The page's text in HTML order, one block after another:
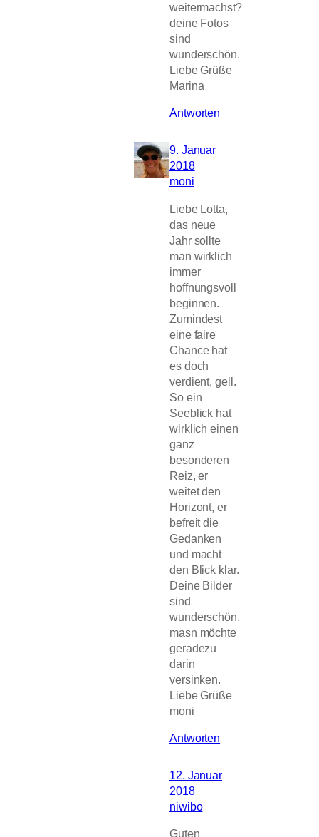
weitermachst?
deine Fotos
sind
wunderschön.
Liebe Grüße
Marina
Antworten
9. Januar
2018
moni
Liebe Lotta,
das neue
Jahr sollte
man wirklich
immer
hoffnungsvoll
beginnen.
Zumindest
eine faire
Chance hat
es doch
verdient, gell.
So ein
Seeblick hat
wirklich einen
ganz
besonderen
Reiz, er
weitet den
Horizont, er
befreit die
Gedanken
und macht
den Blick klar.
Deine Bilder
sind
wunderschön,
masn möchte
geradezu
darin
versinken.
Liebe Grüße
moni
Antworten
12. Januar
2018
niwibo
Guten